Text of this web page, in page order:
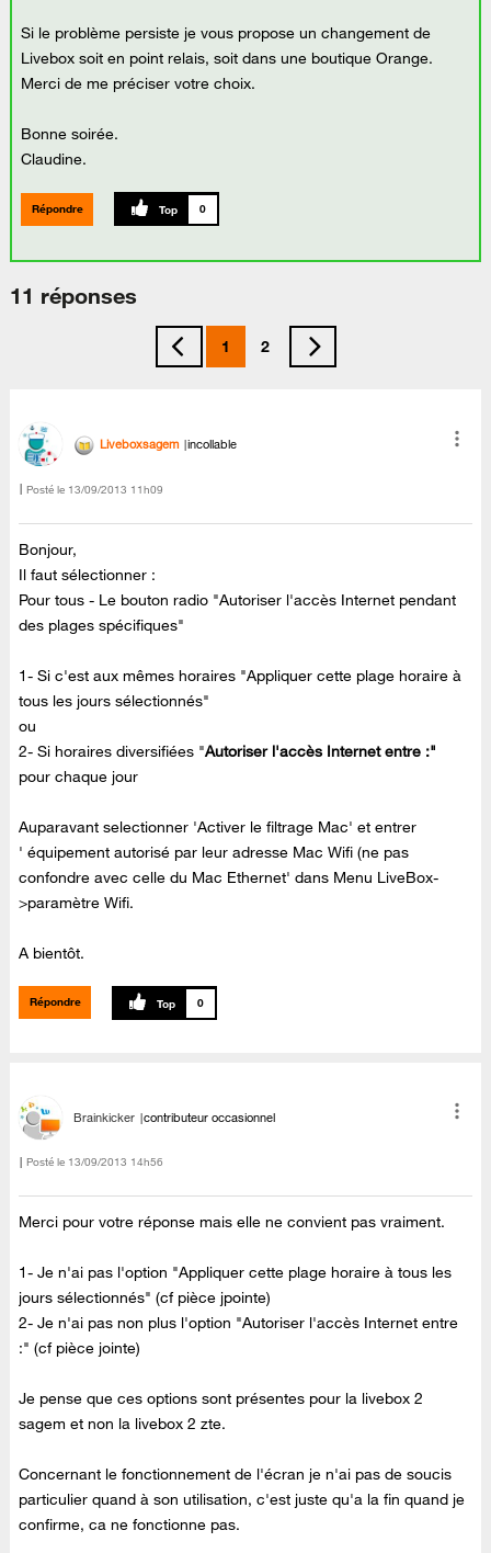
Si le problème persiste je vous propose un changement de
Livebox soit en point relais, soit dans une boutique Orange.
Merci de me préciser votre choix.
Bonne soirée.
Claudine.
Répondre 0
11 réponses
1 2
Liveboxsagem incollable
Posté le ‎13/09/2013 11h09
Bonjour,
Il faut sélectionner :
Pour tous - Le bouton radio "Autoriser l'accès Internet pendant
des plages spécifiques"
1- Si c'est aux mêmes horaires "Appliquer cette plage horaire à
tous les jours sélectionnés"
ou
2- Si horaires diversifiées "Autoriser l'accès Internet entre :"
pour chaque jour
Auparavant selectionner 'Activer le filtrage Mac' et entrer
' équipement autorisé par leur adresse Mac Wifi (ne pas
confondre avec celle du Mac Ethernet' dans Menu LiveBox-
>paramètre Wifi.
A bientôt.
Répondre 0
Brainkicker contributeur occasionnel
Posté le ‎13/09/2013 14h56
Merci pour votre réponse mais elle ne convient pas vraiment.
1- Je n'ai pas l'option "Appliquer cette plage horaire à tous les
jours sélectionnés" (cf pièce jpointe)
2- Je n'ai pas non plus l'option "Autoriser l'accès Internet entre
:" (cf pièce jointe)
Je pense que ces options sont présentes pour la livebox 2
sagem et non la livebox 2 zte.
Concernant le fonctionnement de l'écran je n'ai pas de soucis
particulier quand à son utilisation, c'est juste qu'a la fin quand je
confirme, ca ne fonctionne pas.